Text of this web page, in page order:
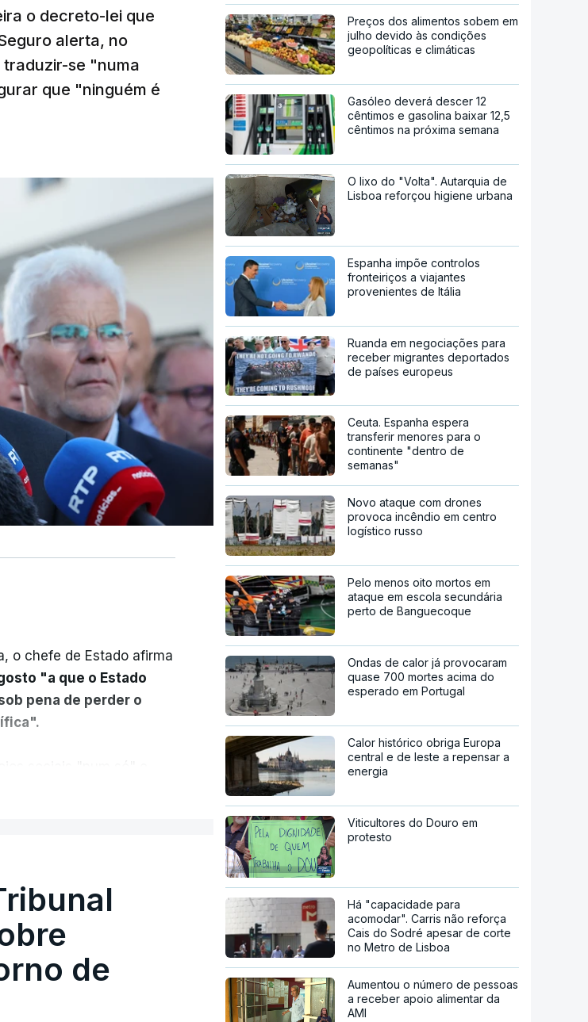
o decreto-lei que
alerta, no
se "numa
que "ninguém é
o chefe de Estado afirma
"a que o Estado
pena de perder o
passo na direção
de
Preços dos alimentos sobem em
julho devido às condições
geopolíticas e climáticas
Gasóleo deverá descer 12
cêntimos e gasolina baixar 12,5
cêntimos na próxima semana
O lixo do "Volta". Autarquia de
Lisboa reforçou higiene urbana
Espanha impõe controlos
fronteiriços a viajantes
provenientes de Itália
Ruanda em negociações para
receber migrantes deportados
de países europeus
Ceuta. Espanha espera
transferir menores para o
continente "dentro de
semanas"
Novo ataque com drones
provoca incêndio em centro
logístico russo
Pelo menos oito mortos em
ataque em escola secundária
perto de Banguecoque
Ondas de calor já provocaram
quase 700 mortes acima do
esperado em Portugal
Calor histórico obriga Europa
central e de leste a repensar a
energia
Viticultores do Douro em
protesto
Há "capacidade para
acomodar". Carris não reforça
Cais do Sodré apesar de corte
no Metro de Lisboa
Aumentou o número de pessoas
a receber apoio alimentar da
AMI